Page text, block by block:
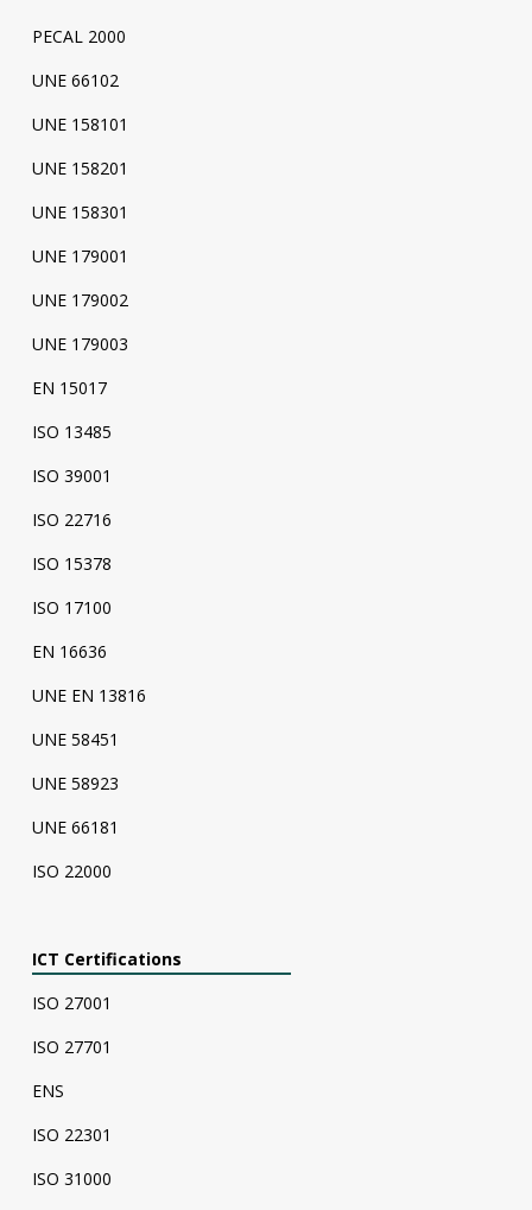
PECAL 2000
UNE 66102
UNE 158101
UNE 158201
UNE 158301
UNE 179001
UNE 179002
UNE 179003
EN 15017
ISO 13485
ISO 39001
ISO 22716
ISO 15378
ISO 17100
EN 16636
UNE EN 13816
UNE 58451
UNE 58923
UNE 66181
ISO 22000
ICT Certifications
ISO 27001
ISO 27701
ENS
ISO 22301
ISO 31000